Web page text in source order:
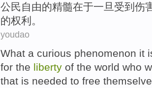
公民 自由的精髓在于一旦 受到 伤
的权利 。
youdao
What a curious phenomenon it
for the liberty of the world who
that is needed to free